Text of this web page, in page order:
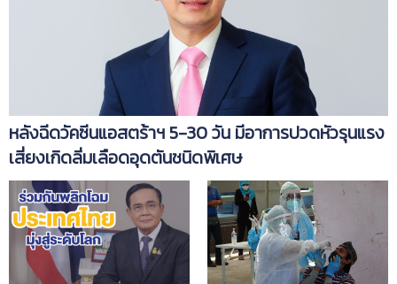
หลังฉีดวัคซีนแอสตร้าฯ 5-30 วัน มีอาการปวดหัวรุนแรง
เสี่ยงเกิดลิ่มเลือดอุดตันชนิดพิเศษ